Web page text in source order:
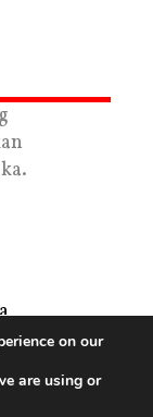
on our
are using or